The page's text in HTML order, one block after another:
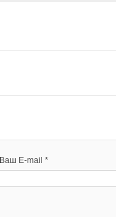
Ваш E-mail *